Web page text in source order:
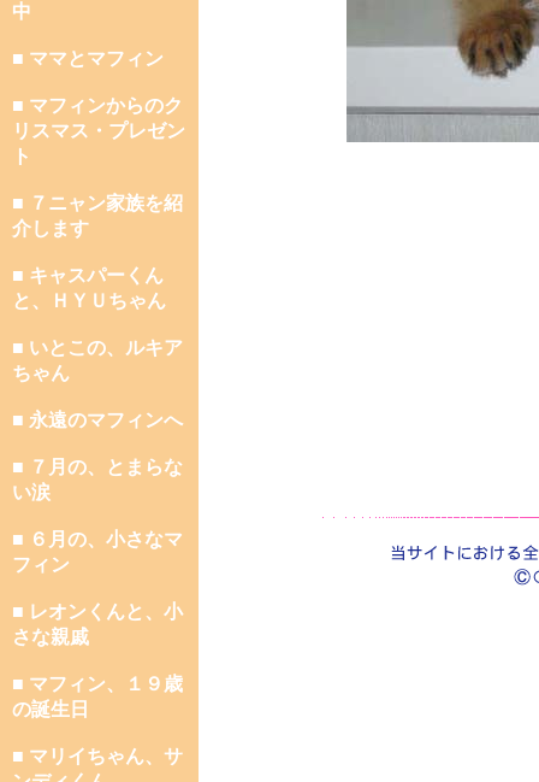
中
■ ママとマフィン
■ マフィンからのク
リスマス・プレゼン
ト
■ ７ニャン家族を紹
介します
■ キャスパーくん
と、ＨＹＵちゃん
■ いとこの、ルキア
ちゃん
■ 永遠のマフィンへ
■ ７月の、とまらな
い涙
■ ６月の、小さなマ
フィン
■ レオンくんと、小
さな親戚
■ マフィン、１９歳
の誕生日
■ マリイちゃん、サ